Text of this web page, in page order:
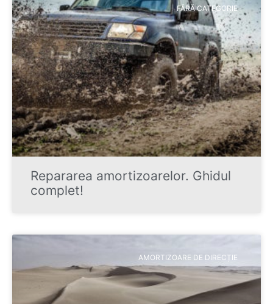
FĂRĂ CATEGORIE
Repararea amortizoarelor. Ghidul
complet!
AMORTIZOARE DE DIRECȚIE